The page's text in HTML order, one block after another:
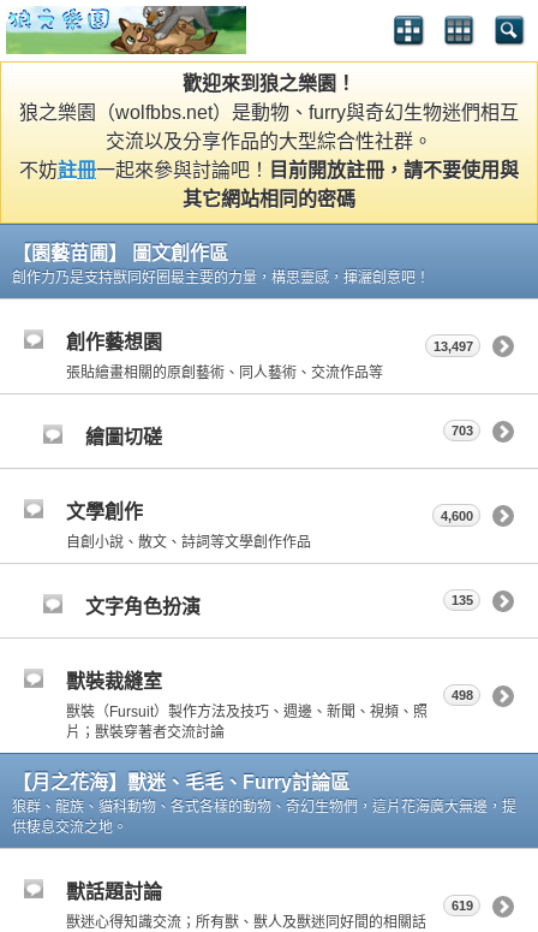
歡迎來到狼之樂園！
狼之樂園（wolfbbs.net）是動物、furry與奇幻生物迷們相互
交流以及分享作品的大型綜合性社群。
不妨註冊一起來參與討論吧！
目前開放註冊，請不要使用與
其它網站相同的密碼
【園藝苗圃】 圖文創作區
創作力乃是支持獸同好圈最主要的力量，構思靈感，揮灑創意吧！
創作藝想園
張貼繪畫相關的原創藝術、同人藝術、交流作品等
13,497
繪圖切磋 703
文學創作
自創小說、散文、詩詞等文學創作作品
4,600
文字角色扮演 135
獸裝裁縫室
獸裝（Fursuit）製作方法及技巧、週邊、新聞、視頻、照
片；獸裝穿著者交流討論
498
【月之花海】獸迷、毛毛、Furry討論區
狼群、龍族、貓科動物、各式各樣的動物、奇幻生物們，這片花海廣大無邊，提
供棲息交流之地。
獸話題討論
獸迷心得知識交流；所有獸、獸人及獸迷同好間的相關話
619